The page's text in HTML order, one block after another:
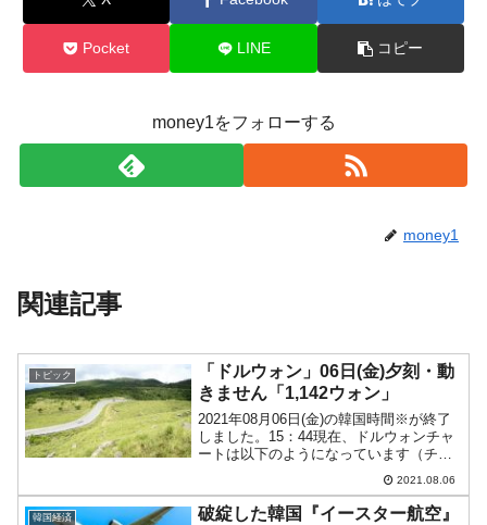
Pocket LINE コピー
money1をフォローする
money1
関連記事
トピック
「ドルウォン」06日(金)夕刻・動
きません「1,142ウォン」
2021年08月06日(金)の韓国時間※が終了
しました。15：44現在、ドルウォンチャ
ートは以下のようになっています（チャ
ートは『Investing.com』より引用：以下
同）。下げに抵抗し続けています。また
「1ドル＝1,142ウォン」近辺...
2021.08.06
韓国経済
破綻した韓国『イースター航空』